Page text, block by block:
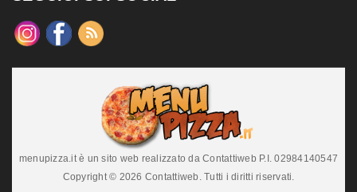
menupizza.it è un sito web realizzato da Contattiweb P.I. 02984140547
Copyright © 2026 Contattiweb. Tutti i diritti riservati.